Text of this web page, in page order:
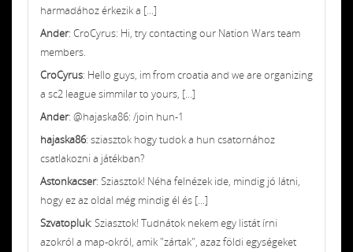
harmadához érkezik a [...]
Ander: CroCyrus: Hi, try contacting our Nation Wars team
members.
CroCyrus: Hello guys, im from croatia and we are organizing
a sc2 league simmilar to yours, [...]
Ander: @hajaska86: /join hun-1
hajaska86: sziasztok hogy tudok a hun csatornához
csatlakozni a játékban?
Astonkacser: Sziasztok! Néha felnézek ide, mindig jó látni,
hogy ez az oldal még mindig él és [...]
Szvatopluk: Sziasztok! Tudnátok nekem egy listát írni
azokról a map-okról, amik "zártak", azaz földi egységeket